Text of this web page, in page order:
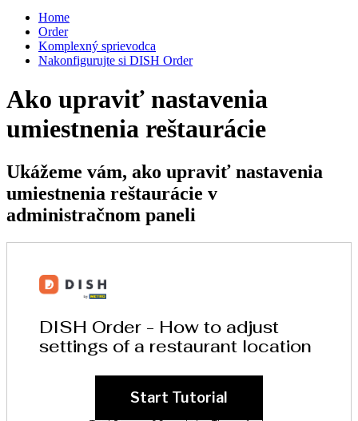
Home
Order
Komplexný sprievodca
Nakonfigurujte si DISH Order
Ako upraviť nastavenia
umiestnenia reštaurácie
Ukážeme vám, ako upraviť nastavenia
umiestnenia reštaurácie v
administračnom paneli